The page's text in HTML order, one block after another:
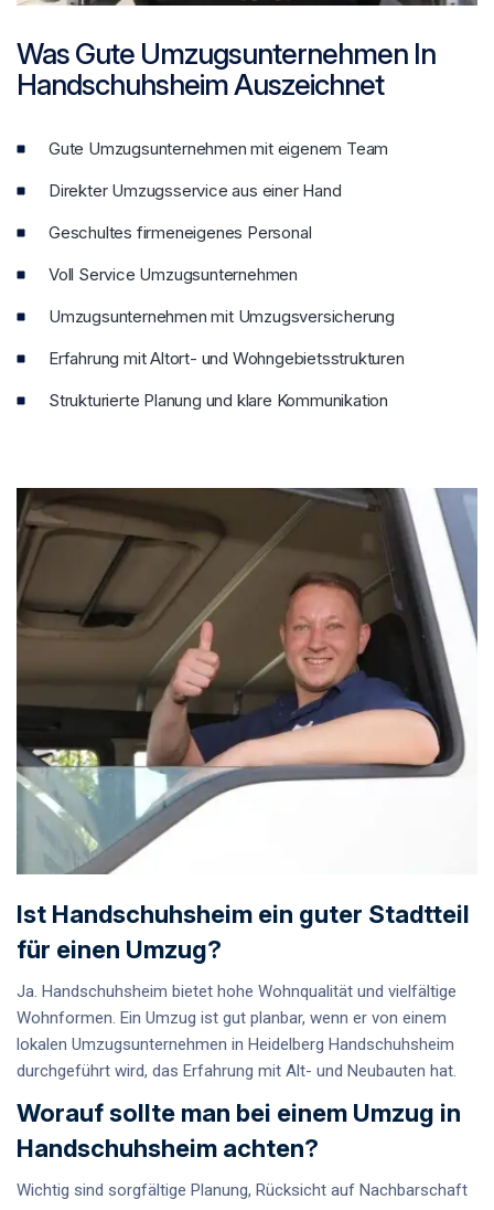
Was Gute Umzugsunternehmen In
Handschuhsheim Auszeichnet
Gute Umzugsunternehmen mit eigenem Team
Direkter Umzugsservice aus einer Hand
Geschultes firmeneigenes Personal
Voll Service Umzugsunternehmen
Umzugsunternehmen mit Umzugsversicherung
Erfahrung mit Altort- und Wohngebietsstrukturen
Strukturierte Planung und klare Kommunikation
Ist Handschuhsheim ein guter Stadtteil
für einen Umzug?
Ja. Handschuhsheim bietet hohe Wohnqualität und vielfältige
Wohnformen. Ein Umzug ist gut planbar, wenn er von einem
lokalen Umzugsunternehmen in Heidelberg Handschuhsheim
durchgeführt wird, das Erfahrung mit Alt- und Neubauten hat.
Worauf sollte man bei einem Umzug in
Handschuhsheim achten?
Wichtig sind sorgfältige Planung, Rücksicht auf Nachbarschaft